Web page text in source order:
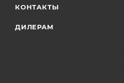
КОНТАКТЫ
ДИЛЕРАМ